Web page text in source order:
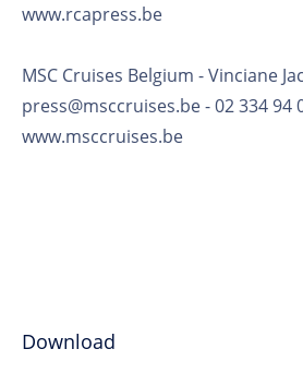
www.rcapress.be
MSC Cruises Belgium - Vinciane
press@msccruises.be - 02 334 94
www.msccruises.be
Download